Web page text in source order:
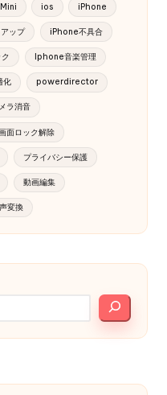
ios iPhone
ップ iPhone不具合
Iphone音楽管理
化 powerdirector
ラ消音
面ロック解除
プライバシー保護
動画編集
変換